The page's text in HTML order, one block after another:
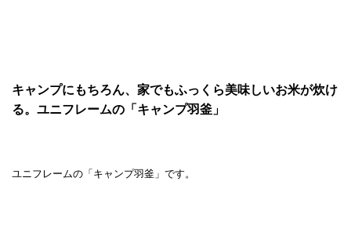
キャンプにもちろん、家でもふっくら美味しいお米が炊け
る。ユニフレームの「キャンプ羽釜」
ユニフレームの「キャンプ羽釜」です。